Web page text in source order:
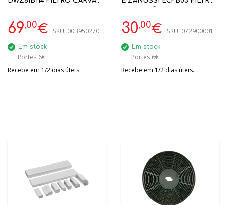
MESES
69,00€ SKU: 003950270
Em stock
Portes 6€
Recebe em 1/2 dias úteis.
RECIRCULAÇÃO
30,00€ SKU: 072900001
Em stock
Portes 6€
Recebe em 1/2 dias úteis.